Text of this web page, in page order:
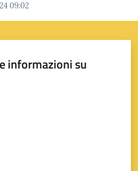
09:02
informazioni su